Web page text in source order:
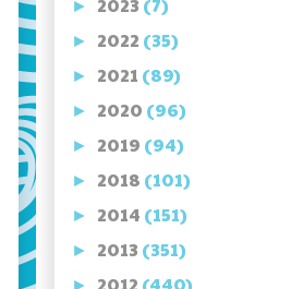
► 2023 (7)
► 2022 (35)
► 2021 (89)
► 2020 (96)
► 2019 (94)
► 2018 (101)
► 2014 (151)
► 2013 (351)